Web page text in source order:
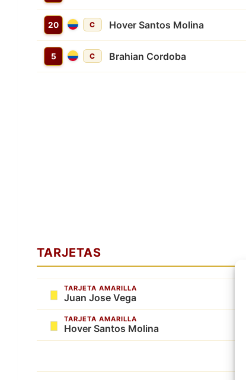
20 C Hover Santos Molina
5 C Brahian Cordoba
TARJETAS
TARJETA AMARILLA
Juan Jose Vega
TARJETA AMARILLA
Hover Santos Molina